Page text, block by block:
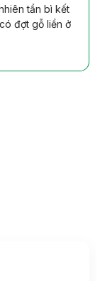
tần bì kết
đợt gỗ liền ở